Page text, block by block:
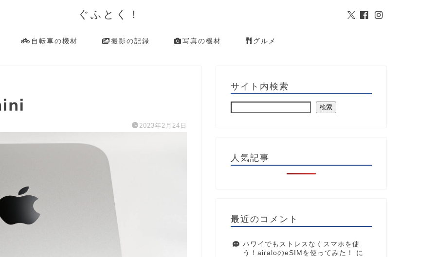
ぐふとく！
自転車の機材 撮影の記録 写真の機材 グルメ
2023年2月24日
サイト内検索
検索
人気記事
最近のコメント
ハワイでもストレスなくスマホを使
う！airaloのeSIMを使ってみた！
に